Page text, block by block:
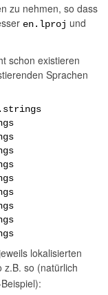
zu nehmen, so dass
en.lproj und
schon existieren
Sprachen
lokalisierten
z.B. so (natürlich